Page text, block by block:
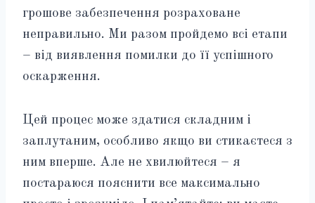
грошове забезпечення розраховане
неправильно. Ми разом пройдемо всі етапи
– від виявлення помилки до її успішного
оскарження.
Цей процес може здатися складним і
заплутаним, особливо якщо ви стикаєтеся з
ним вперше. Але не хвилюйтеся – я
постараюся пояснити все максимально